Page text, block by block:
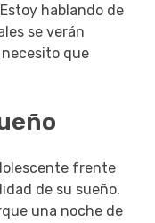
hablando de
se verán
que
frente
de su sueño.
una noche de